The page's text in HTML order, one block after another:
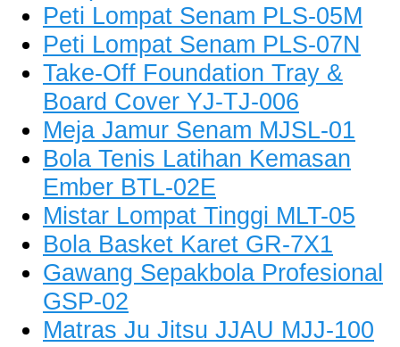
Peti Lompat Senam PLS-05M
Peti Lompat Senam PLS-07N
Take-Off Foundation Tray &
Board Cover YJ-TJ-006
Meja Jamur Senam MJSL-01
Bola Tenis Latihan Kemasan
Ember BTL-02E
Mistar Lompat Tinggi MLT-05
Bola Basket Karet GR-7X1
Gawang Sepakbola Profesional
GSP-02
Matras Ju Jitsu JJAU MJJ-100